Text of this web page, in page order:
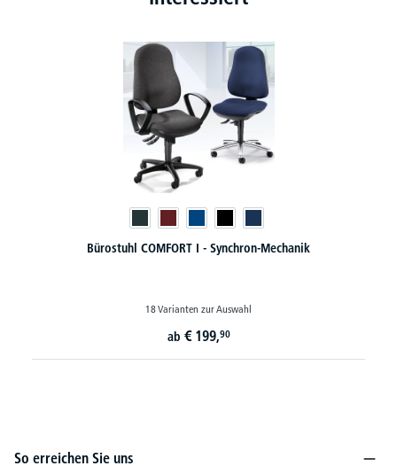
Bürostuhl COMFORT I - Synchron-Mechanik
18 Varianten zur Auswahl
ab € 199,90
So erreichen Sie uns